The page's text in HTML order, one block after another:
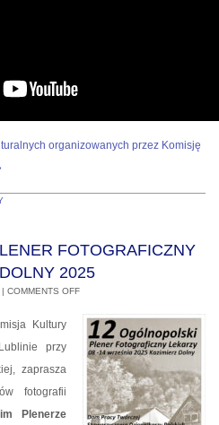
organizowanych przez Komisję
FOTOGRAFICZNY
2025
| COMMENTS OFF
Kultury
przy
zaprasza
fotografii
Plenerze